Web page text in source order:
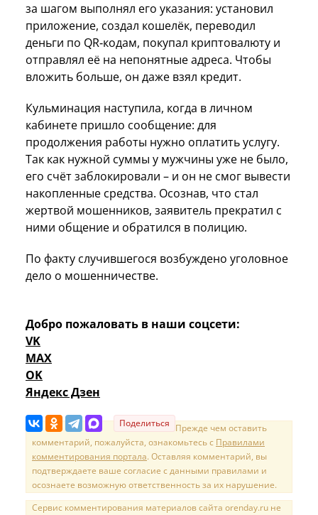
за шагом выполнял его указания: установил
приложение, создал кошелёк, переводил
деньги по QR‑кодам, покупал криптовалюту и
отправлял её на непонятные адреса. Чтобы
вложить больше, он даже взял кредит.
Кульминация наступила, когда в личном
кабинете пришло сообщение: для
продолжения работы нужно оплатить услугу.
Так как нужной суммы у мужчины уже не было,
его счёт заблокировали – и он не смог вывести
накопленные средства. Осознав, что стал
жертвой мошенников, заявитель прекратил с
ними общение и обратился в полицию.
По факту случившегося возбуждено уголовное
дело о мошенничестве.
Добро пожаловать в наши соцсети:
VK
MAX
OK
Яндекс Дзен
Поделиться Прежде чем оставить
комментарий, пожалуйста, ознакомьтесь с Правилами
комментирования портала. Оставляя комментарий, вы
подтверждаете ваше согласие с данными правилами и
осознаете возможную ответственность за их нарушение.
Сервис комментирования материалов сайта orenday.ru не